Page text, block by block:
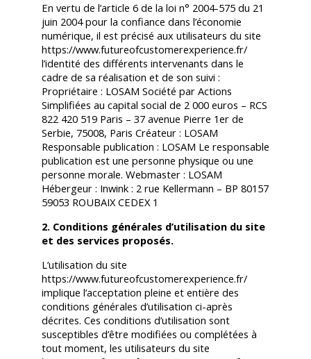
En vertu de l’article 6 de la loi n° 2004-575 du 21
juin 2004 pour la confiance dans l’économie
numérique, il est précisé aux utilisateurs du site
https://www.futureofcustomerexperience.fr/
l’identité des différents intervenants dans le
cadre de sa réalisation et de son suivi :
Propriétaire : LOSAM Société par Actions
Simplifiées au capital social de 2 000 euros – RCS
822 420 519 Paris – 37 avenue Pierre 1er de
Serbie, 75008, Paris Créateur : LOSAM
Responsable publication : LOSAM Le responsable
publication est une personne physique ou une
personne morale. Webmaster : LOSAM
Hébergeur : Inwink : 2 rue Kellermann – BP 80157
59053 ROUBAIX CEDEX 1
2. Conditions générales d’utilisation du site
et des services proposés.
L’utilisation du site
https://www.futureofcustomerexperience.fr/
implique l’acceptation pleine et entière des
conditions générales d’utilisation ci-après
décrites. Ces conditions d’utilisation sont
susceptibles d’être modifiées ou complétées à
tout moment, les utilisateurs du site